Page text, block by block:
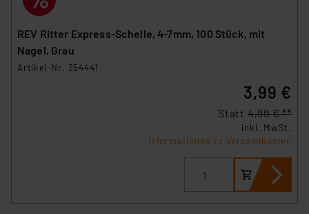
REV Ritter Express-Schelle, 4-7mm, 100 Stück, mit
Nagel, Grau
Artikel-Nr. 254441
3,99 €
Statt 4,99 € **
inkl. MwSt.
Informationen zu Versandkosten